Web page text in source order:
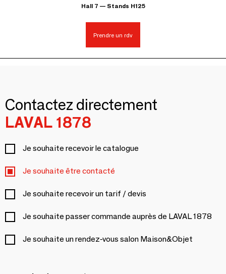
Hall 7 — Stands H125
Prendre un rdv
Contactez directement
LAVAL 1878
Je souhaite recevoir le catalogue
Je souhaite être contacté
Je souhaite recevoir un tarif / devis
Je souhaite passer commande auprès de LAVAL 1878
Je souhaite un rendez-vous salon Maison&Objet